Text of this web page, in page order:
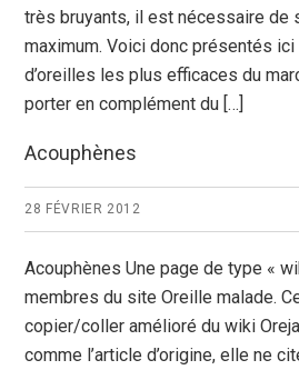
très bruyants, il est nécessaire de
maximum. Voici donc présentés
d’oreilles les plus efficaces du
porter en complément du […]
Acouphènes
28 FÉVRIER 2012
Acouphènes Une page de type «
membres du site Oreille malade.
copier/coller amélioré du wiki
comme l’article d’origine, elle ne